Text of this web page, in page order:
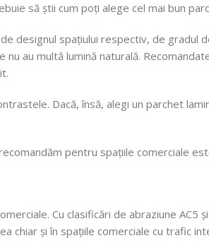
să știi cum poți alege cel mai bun
designul spațiului respectiv, de gradul
au multă lumină naturală.
Dacă, însă, alegi un parchet
pentru spațiile comerciale
Cu clasificări de abraziune AC5
chiar și în spațiile comerciale cu trafic